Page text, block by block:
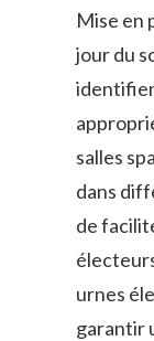
Mise⁢ en
jour ⁣du
salles
dans
de
urnes​
garantir